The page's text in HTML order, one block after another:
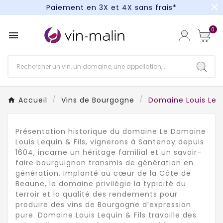
Paiement en 3X et 4X sans frais*
Paiement en 3X et 4X sans frais*
close
 0
Accueil Vins de Bourgogne Domaine Louis
Présentation historique du domaine Le Domaine
Louis Lequin & Fils, vignerons à Santenay depuis
1604, incarne un héritage familial et un savoir-
faire bourguignon transmis de génération en
génération. Implanté au cœur de la Côte de
Beaune, le domaine privilégie la typicité du
terroir et la qualité des rendements pour
produire des vins de Bourgogne d’expression
pure. Domaine Louis Lequin & Fils travaille des